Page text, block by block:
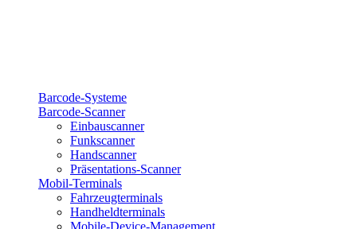
Barcode-Systeme
Barcode-Scanner
Einbauscanner
Funkscanner
Handscanner
Präsentations-Scanner
Mobil-Terminals
Fahrzeugterminals
Handheldterminals
Mobile-Device-Management